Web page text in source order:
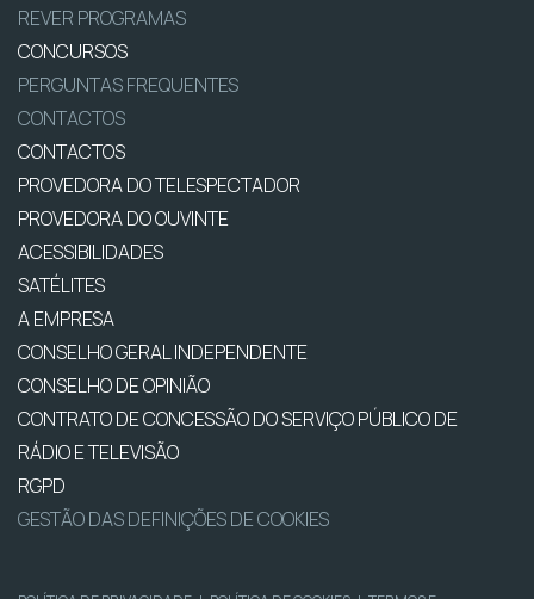
REVER PROGRAMAS
CONCURSOS
PERGUNTAS FREQUENTES
CONTACTOS
CONTACTOS
PROVEDORA DO TELESPECTADOR
PROVEDORA DO OUVINTE
ACESSIBILIDADES
SATÉLITES
A EMPRESA
CONSELHO GERAL INDEPENDENTE
CONSELHO DE OPINIÃO
CONTRATO DE CONCESSÃO DO SERVIÇO PÚBLICO DE
RÁDIO E TELEVISÃO
RGPD
GESTÃO DAS DEFINIÇÕES DE COOKIES